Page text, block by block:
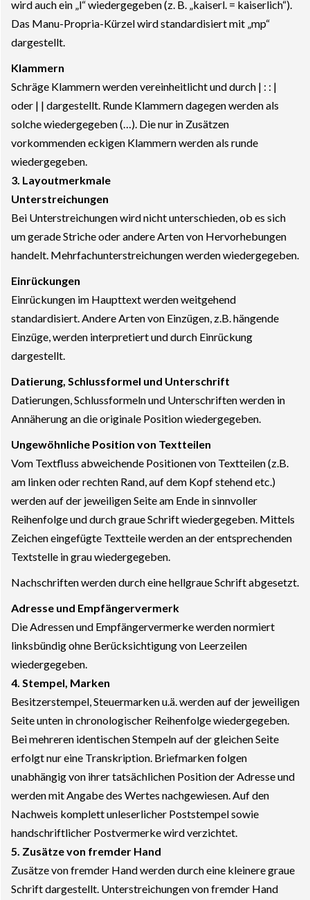
wird auch ein „l“ wiedergegeben (z. B. „kaiserl. = kaiserlich“).
Das Manu-Propria-Kürzel wird standardisiert mit „mp“
dargestellt.
Klammern
Schräge Klammern werden vereinheitlicht und durch | : : |
oder | | dargestellt. Runde Klammern dagegen werden als
solche wiedergegeben (…). Die nur in Zusätzen
vorkommenden eckigen Klammern werden als runde
wiedergegeben.
3. Layoutmerkmale
Unterstreichungen
Bei Unterstreichungen wird nicht unterschieden, ob es sich
um gerade Striche oder andere Arten von Hervorhebungen
handelt. Mehrfachunterstreichungen werden wiedergegeben.
Einrückungen
Einrückungen im Haupttext werden weitgehend
standardisiert. Andere Arten von Einzügen, z.B. hängende
Einzüge, werden interpretiert und durch Einrückung
dargestellt.
Datierung, Schlussformel und Unterschrift
Datierungen, Schlussformeln und Unterschriften werden in
Annäherung an die originale Position wiedergegeben.
Ungewöhnliche Position von Textteilen
Vom Textfluss abweichende Positionen von Textteilen (z.B.
am linken oder rechten Rand, auf dem Kopf stehend etc.)
werden auf der jeweiligen Seite am Ende in sinnvoller
Reihenfolge und durch graue Schrift wiedergegeben. Mittels
Zeichen eingefügte Textteile werden an der entsprechenden
Textstelle in grau wiedergegeben.
Nachschriften werden durch eine hellgraue Schrift abgesetzt.
Adresse und Empfängervermerk
Die Adressen und Empfängervermerke werden normiert
linksbündig ohne Berücksichtigung von Leerzeilen
wiedergegeben.
4. Stempel, Marken
Besitzerstempel, Steuermarken u.ä. werden auf der jeweiligen
Seite unten in chronologischer Reihenfolge wiedergegeben.
Bei mehreren identischen Stempeln auf der gleichen Seite
erfolgt nur eine Transkription. Briefmarken folgen
unabhängig von ihrer tatsächlichen Position der Adresse und
werden mit Angabe des Wertes nachgewiesen. Auf den
Nachweis komplett unleserlicher Poststempel sowie
handschriftlicher Postvermerke wird verzichtet.
5. Zusätze von fremder Hand
Zusätze von fremder Hand werden durch eine kleinere graue
Schrift dargestellt. Unterstreichungen von fremder Hand